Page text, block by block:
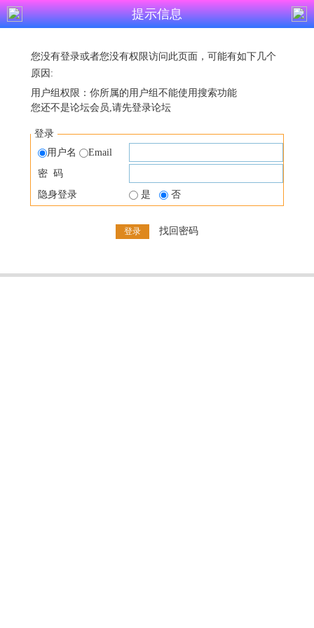
提示信息
您没有登录或者您没有权限访问此页面，可能有如下几个
原因:
用户组权限：你所属的用户组不能使用搜索功能
您还不是论坛会员,请先登录论坛
登录
用户名
Email
密 码
隐身登录
是 否
找回密码